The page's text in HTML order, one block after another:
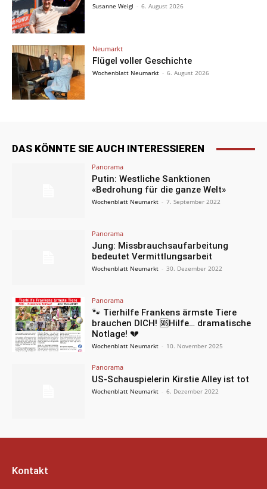
Susanne Weigl - 6. August 2026
Neumarkt
Flügel voller Geschichte
Wochenblatt Neumarkt - 6. August 2026
DAS KÖNNTE SIE AUCH INTERESSIEREN
Panorama
Putin: Westliche Sanktionen
«Bedrohung für die ganze Welt»
Wochenblatt Neumarkt - 7. September 2022
Panorama
Jung: Missbrauchsaufarbeitung
bedeutet Vermittlungsarbeit
Wochenblatt Neumarkt - 30. Dezember 2022
Panorama
🐾 Tierhilfe Frankens ärmste Tiere
brauchen DICH! 🆘Hilfe… dramatische
Notlage! 💔
Wochenblatt Neumarkt - 10. November 2025
Panorama
US-Schauspielerin Kirstie Alley ist tot
Wochenblatt Neumarkt - 6. Dezember 2022
Kontakt